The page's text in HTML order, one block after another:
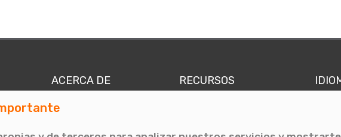
ACERCA DE
Quiénes somos
RECURSOS